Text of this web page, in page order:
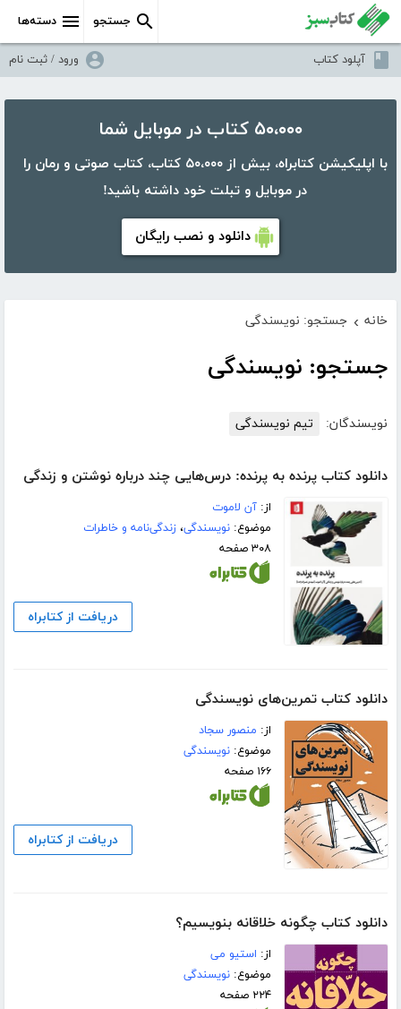
دسته‌ها جستجو
آپلود کتاب ورود / ثبت نام
۵۰،۰۰۰ کتاب در موبایل شما
با اپلیکیشن کتابراه، بیش از ۵۰،۰۰۰ کتاب، کتاب صوتی و رمان را
در موبایل و تبلت خود داشته باشید!
دانلود و نصب رایگان
خانه › جستجو: نویسندگی
جستجو: نویسندگی
نویسندگان: تیم نویسندگی
دانلود کتاب پرنده به پرنده: درس‌هایی چند درباره نوشتن و زندگی
از:آن لاموت
موضوع:نویسندگی،زندگی‌نامه و خاطرات
۳۰۸ صفحه
دریافت از کتابراه
دانلود کتاب تمرین‌های نویسندگی
از: منصور سجاد
موضوع:نویسندگی
۱۶۶ صفحه
دریافت از کتابراه
دانلود کتاب چگونه خلاقانه بنویسیم؟
از: استیو می
موضوع:نویسندگی
۲۲۴ صفحه